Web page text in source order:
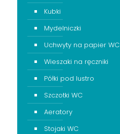
Kubki
Mydelniczki
Uchwyty na papier WC
Wieszaki na ręczniki
Półki pod lustro
Szczotki WC
Aeratory
Stojaki WC